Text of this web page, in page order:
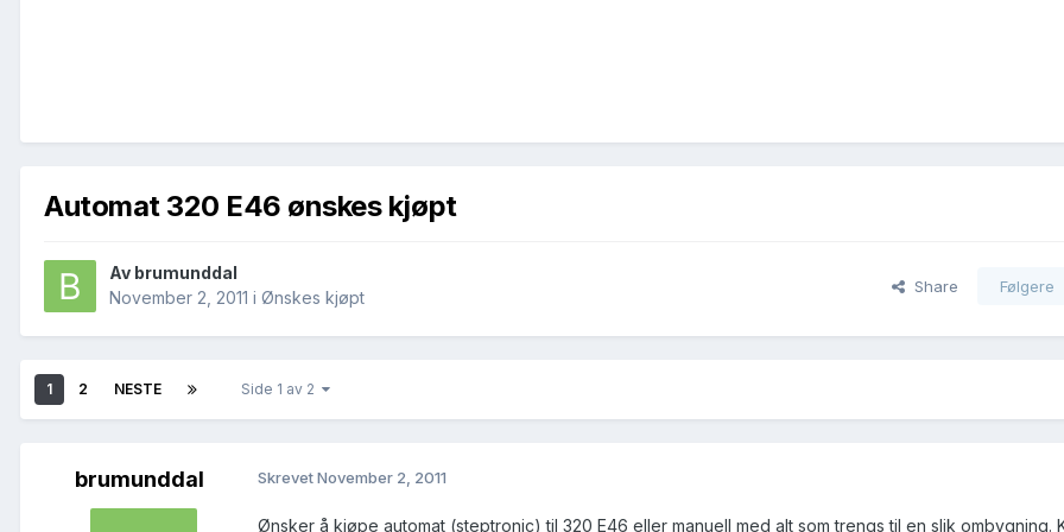
Automat 320 E46 ønskes kjøpt
Av brumunddal
November 2, 2011 i Ønskes kjøpt
Share Følgere
1 2 NESTE Side 1 av 2
brumunddal SkrevetNovember 2, 2011
Ønsker å kjøpe automat (steptronic) til 320 E46 eller manuell med alt som trengs til en slik ombygning.